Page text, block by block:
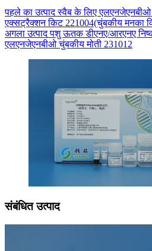
पहले काउत्पाद स्वैब के लिए एलएनजेएनबीओ
एक्सट्रैक्शन किट 221004(चुंबकीय मनका
अगलाउत्पाद पशु ऊतक डीएनए/आरएनए
एलएनजेएनबीओ चुंबकीय मोती 231012
संबंधित उत्पाद